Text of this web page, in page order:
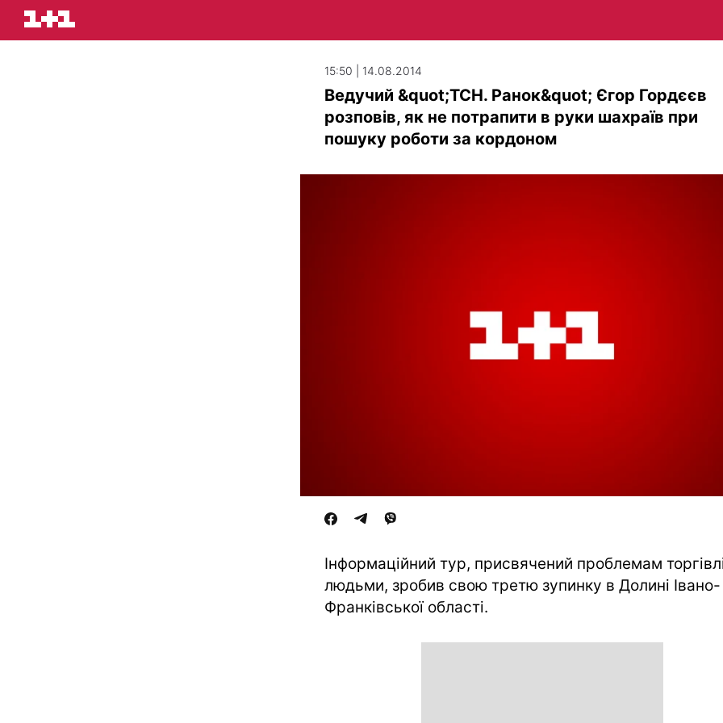
15:50 | 14.08.2014
Ведучий &quot;ТСН. Ранок&quot; Єгор Гордєєв
розповів, як не потрапити в руки шахраїв при
пошуку роботи за кордоном
Інформаційний тур, присвячений проблемам
людьми, зробив свою третю зупинку в Долині Івано-
Франківської області.